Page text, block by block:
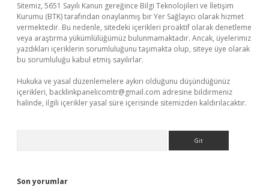
Sitemiz, 5651 Sayılı Kanun gereğince Bilgi Teknolojileri ve İletişim
Kurumu (BTK) tarafından onaylanmış bir Yer Sağlayıcı olarak hizmet
vermektedir. Bu nedenle, sitedeki içerikleri proaktif olarak denetleme
veya araştırma yükümlülüğümüz bulunmamaktadır. Ancak, üyelerimiz
yazdıkları içeriklerin sorumluluğunu taşımakta olup, siteye üye olarak
bu sorumluluğu kabul etmiş sayılırlar.
Hukuka ve yasal düzenlemelere aykırı olduğunu düşündüğünüz
içerikleri, backlinkpanelicomtr@gmail.com adresine bildirmeniz
halinde, ilgili içerikler yasal süre içerisinde sitemizden kaldırılacaktır.
Son yorumlar